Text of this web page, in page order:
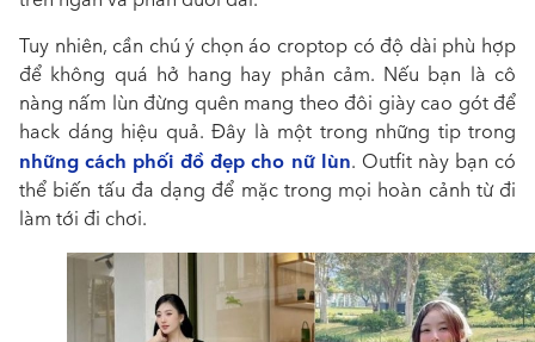
Tuy nhiên, cần chú ý chọn áo croptop có độ dài phù hợp
để không quá hở hang hay phản cảm. Nếu bạn là cô
nàng nấm lùn đừng quên mang theo đôi giày cao gót để
hack dáng hiệu quả. Đây là một trong những tip trong
những cách phối đồ đẹp cho nữ lùn. Outfit này bạn có
thể biến tấu đa dạng để mặc trong mọi hoàn cảnh từ đi
làm tới đi chơi.